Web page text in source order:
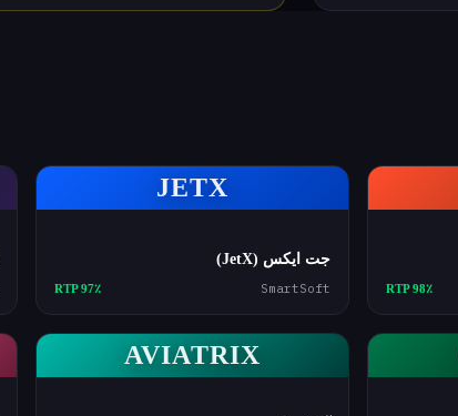
RTP 98٪
JETX
جت ایکس (JetX)
SmartSoft RTP 97٪
AVIATRIX